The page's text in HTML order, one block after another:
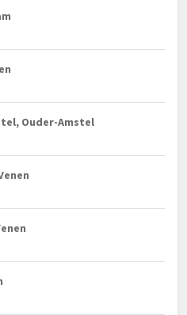
Ouder-Amstel